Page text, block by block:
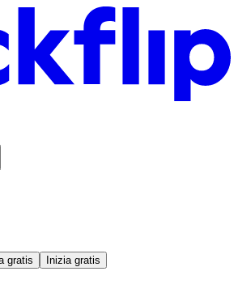
gratis
Inizia gratis